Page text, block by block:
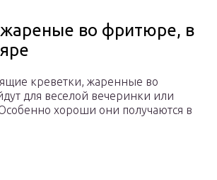
жареные во фритюре, в
креветки, жаренные во
для веселой вечеринки или
хороши они получаются в